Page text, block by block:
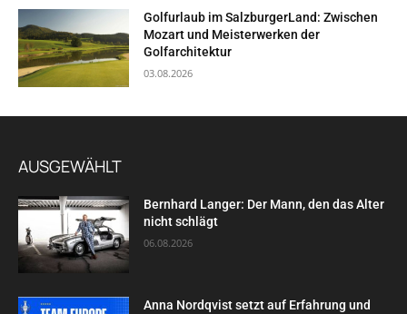
Golfurlaub im SalzburgerLand: Zwischen
Mozart und Meisterwerken der
Golfarchitektur
03.08.2026
AUSGEWÄHLT
Bernhard Langer: Der Mann, den das Alter
nicht schlägt
06.08.2026
Anna Nordqvist setzt auf Erfahrung und